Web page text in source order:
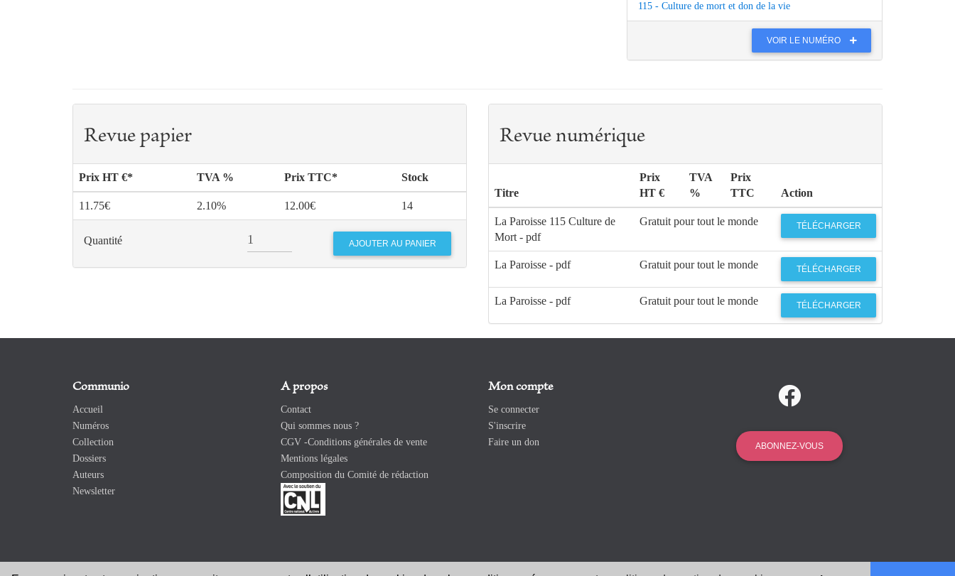
115 - Culture de mort et don de la vie
VOIR LE NUMÉRO
Revue papier
Prix HT €* TVA % Prix TTC* Stock
11.75€ 2.10% 12.00€ 14
Quantité
Revue numérique
Titre
Prix
HT €
TVA
%
Prix
TTC
Action
La Paroisse 115 Culture de
Mort - pdf
Gratuit pour tout le monde TÉLÉCHARGER
La Paroisse - pdf Gratuit pour tout le monde TÉLÉCHARGER
La Paroisse - pdf Gratuit pour tout le monde TÉLÉCHARGER
Communio
Accueil
Numéros
Collection
Dossiers
Auteurs
Newsletter
A propos
Contact
Qui sommes nous ?
CGV -Conditions générales de vente
Mentions légales
Composition du Comité de rédaction
Mon compte
Se connecter
S'inscrire
Faire un don
ABONNEZ-VOUS